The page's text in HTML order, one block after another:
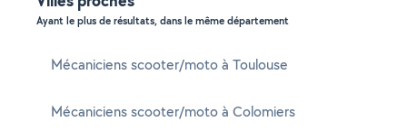
Ayant le plus de résultats, dans le même département
Mécaniciens scooter/moto à Toulouse
Mécaniciens scooter/moto à Colomiers